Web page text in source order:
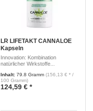
LR LIFETAKT CANNALOE
Kapseln
Innovation: Kombination
natürlicher Wirkstoffe...
Inhalt: 79.8 Gramm (156,13 € * /
100 Gramm)
124,59 € *